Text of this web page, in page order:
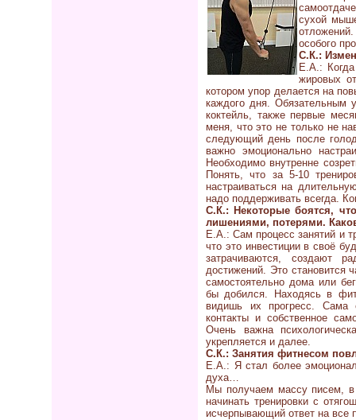
сухой
особого
С.К.:
Е.А.:
жировых
котором упор делается на
каждого дня. Обязательным
коктейль, также первые
меня, что это не только не
следующий день после
важно эмоционально
Необходимо внутренне
Понять, что за 5-10
настраиваться на
надо поддерживать всегда.
С.К.: Некоторые боятся,
лишениями, потерями.
Е.А.: Сам процесс занятий и
что это инвестиции в своё
затрачиваются, создают
достижений. Это становится
самостоятельно дома или
бы добился. Находясь в
видишь их прогресс. Сама
контакты и собственное
Очень важна
укрепляется и далее.
С.К.: Занятия фитнесом
Е.А.: Я стал более
духа…
Мы получаем массу писем,
начинать тренировки с
исчерпывающий ответ на все